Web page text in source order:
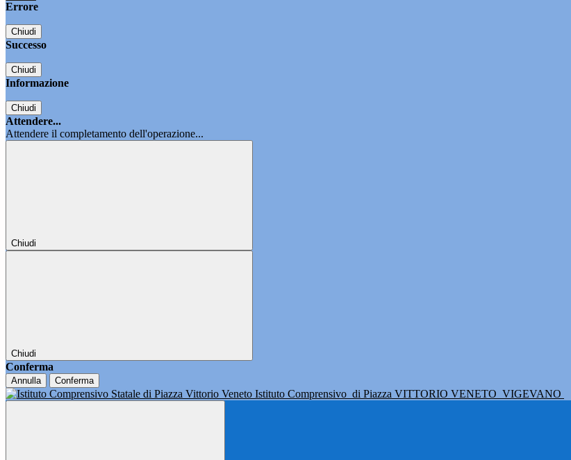
Errore
Chiudi
Successo
Chiudi
Informazione
Chiudi
Attendere...
Attendere il completamento dell'operazione...
Chiudi
Chiudi
Conferma
Annulla Conferma
Istituto Comprensivo di Piazza VITTORIO VENETO VIGEVANO